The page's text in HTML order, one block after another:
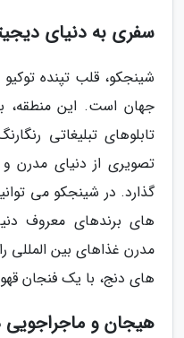
سفری به دنیای
شینجکو، قلب تپنده
جهان است. این منطقه،
تابلوهای تبلیغاتی
تصویری از دنیای مدرن
گذارد. در شینجکو می
های برندهای معروف
مدرن غذاهای بین المللی
های دنج، با یک فنجان
هیجان و ماجراجویی